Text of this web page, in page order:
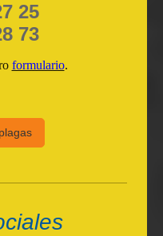
25
73
formulario.